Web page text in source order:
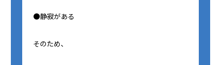
●静寂がある
そのため、